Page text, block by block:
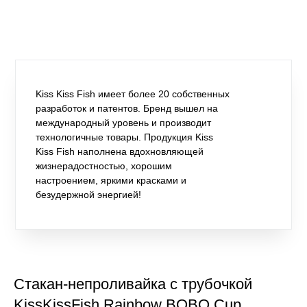
Kiss Kiss Fish имеет более 20 собственных
разработок и патентов. Бренд вышел на
международный уровень и производит
технологичные товары. Продукция Kiss
Kiss Fish наполнена вдохновляющей
жизнерадостностью, хорошим
настроением, яркими красками и
безудержной энергией!
Стакан-непроливайка с трубочкой